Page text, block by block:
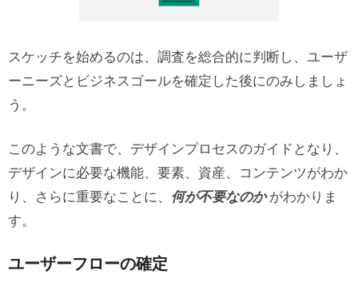
スケッチを始めるのは、調査を総合的に判断し、ユーザ
ーニーズとビジネスゴールを確定した後にのみしましょ
う。
このような文書で、デザインプロセスのガイドとなり、
デザインに必要な機能、要素、資産、コンテンツがわか
り、さらに重要なことに、 何が不要なのかがわかりま
す。
ユーザーフローの確定